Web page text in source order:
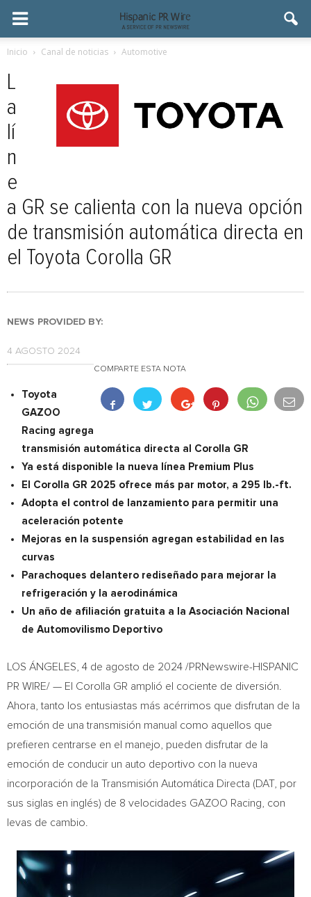
Inicio Canal de noticias Automotive
L
a
lí
n
e
a GR se calienta con la nueva opción
de transmisión automática directa en
el Toyota Corolla GR
NEWS PROVIDED BY:
4 AGOSTO 2024
COMPARTE ESTA NOTA
Toyota
GAZOO
Racing agrega
transmisión automática directa al Corolla GR
Ya está disponible la nueva línea Premium Plus
El Corolla GR 2025 ofrece más par motor, a 295 lb.-ft.
Adopta el control de lanzamiento para permitir una
aceleración potente
Mejoras en la suspensión agregan estabilidad en las
curvas
Parachoques delantero rediseñado para mejorar la
refrigeración y la aerodinámica
Un año de afiliación gratuita a la Asociación Nacional
de Automovilismo Deportivo
LOS ÁNGELES 4 de agosto de 2024 /PRNewswire-HISPANIC
PR WIRE/ — El Corolla GR amplió el cociente de diversión.
Ahora, tanto los entusiastas más acérrimos que disfrutan de la
emoción de una transmisión manual como aquellos que
prefieren centrarse en el manejo, pueden disfrutar de la
emoción de conducir un auto deportivo con la nueva
incorporación de la Transmisión Automática Directa (DAT, por
sus siglas en inglés) de 8 velocidades GAZOO Racing, con
levas de cambio.